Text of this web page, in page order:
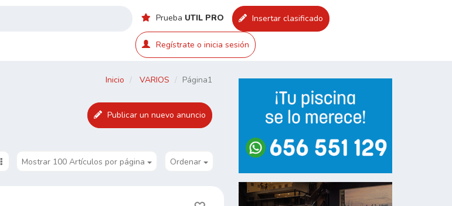
Prueba UTIL PRO Insertar clasificado
Regístrate o inicia sesión
Inicio VARIOS Página1
Publicar un nuevo anuncio
Ordenar
Mostrar 100 Artículos por página